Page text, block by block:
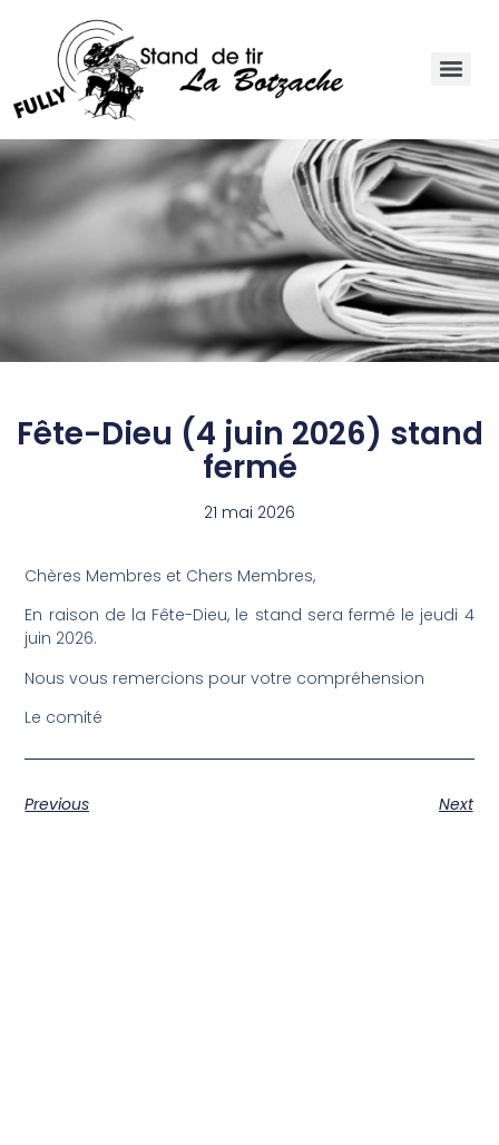
Fête-Dieu (4 juin 2026) stand
fermé
21 mai 2026
Chères Membres et Chers Membres,
En raison de la Fête-Dieu, le stand sera fermé le jeudi 4
juin 2026.
Nous vous remercions pour votre compréhension
Le comité
Previous Next